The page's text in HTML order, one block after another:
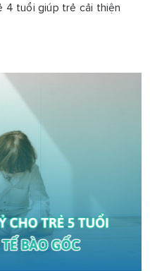
4 tuổi giúp trẻ cải thiện